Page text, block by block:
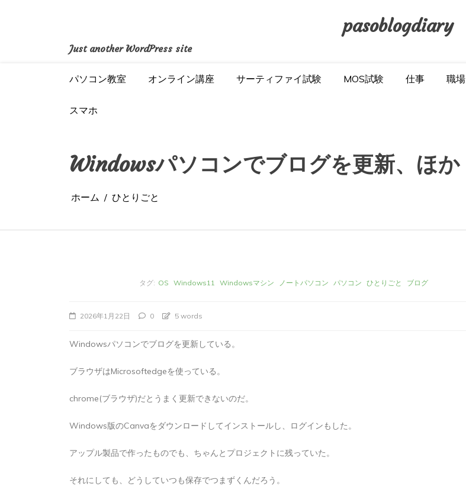
pasoblogdiary
Just another WordPress site
パソコン教室 オンライン講座 サーティファイ試験 MOS試験 仕事 職場
スマホ
Windowsパソコンでブログを更新、ほか
ホーム ひとりごと
タグ: OS Windows11 Windowsマシン ノートパソコン パソコン ひとりごと ブログ
2026年1月22日 0 5 words
Windowsパソコンでブログを更新している。
ブラウザはMicrosoftedgeを使っている。
chrome(ブラウザ)だとうまく更新できないのだ。
Windows版のCanvaをダウンロードしてインストールし、ログインもした。
アップル製品で作ったものでも、ちゃんとプロジェクトに残っていた。
それにしても、どうしていつも保存でつまずくんだろう。
グ:
Mac
NINTENDO Switch２
あつまれどうぶつの森
ゲーム
ゲーム機